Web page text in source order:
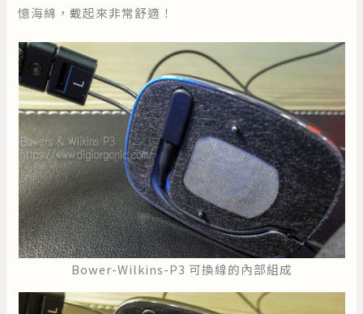
憶海綿，戴起來非常舒適！
Bower-Wilkins-P3 可換線的內部組成